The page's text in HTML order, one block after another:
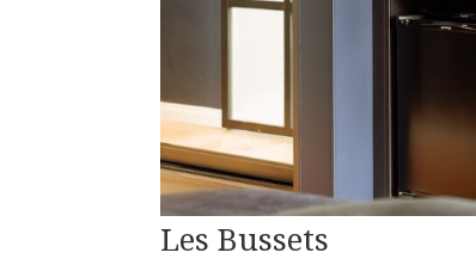
Les Bussets